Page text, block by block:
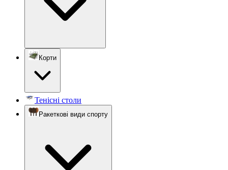
Корти
Тенісні столи
Ракеткові види спорту